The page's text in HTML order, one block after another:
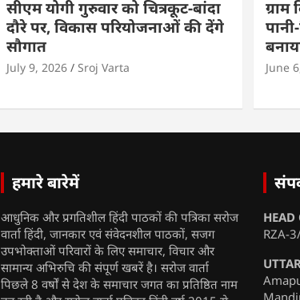
सीएम योगी गुरुवार को चित्रकूट-बांदा
दौरे पर, विकास परियोजनाओं की देंगे
सौगात
July 9, 2026 Sroj Varta June
हमारे बारेमें
आधुनिक और प्रगतिशील हिंदी पाठकों की पत्रिका सरोज
वार्ता हिंदी, जानकार एवं संवेदनशील पाठकों, सजग
उपभोक्ताओं परिवारों के लिए समाचार, विचार और
सामान्य अभिरुचि की संपूर्ण खबरें है। सरोज वार्ता
पिछले 8 वर्षों से देश के समाचार जगत का प्रतिष्ठित नाम
HEAD
RZA-